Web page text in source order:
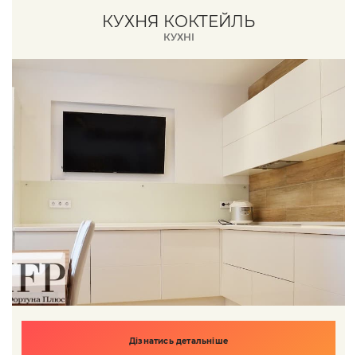
КУХНЯ КОКТЕЙЛЬ
КУХНІ
Дізнатись детальніше